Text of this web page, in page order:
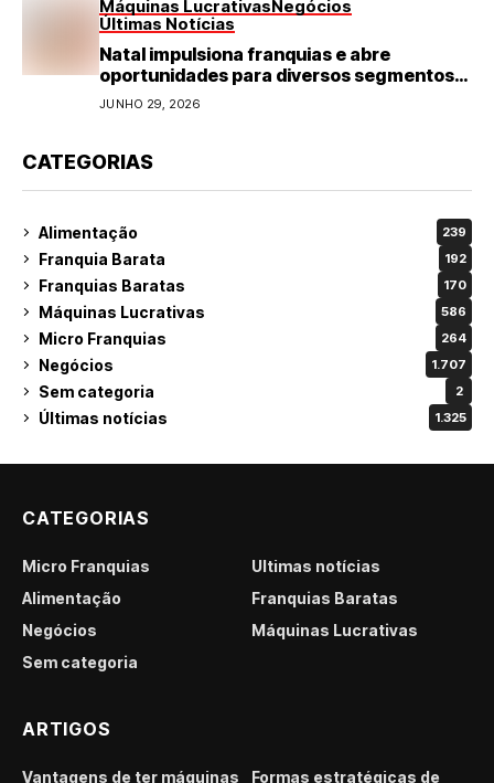
Máquinas LucrativasNegócios
Últimas Notícias
Natal impulsiona franquias e abre
oportunidades para diversos segmentos
do varejo
JUNHO 29, 2026
CATEGORIAS
Alimentação 239
Franquia Barata 192
Franquias Baratas 170
Máquinas Lucrativas 586
Micro Franquias 264
Negócios 1.707
Sem categoria 2
Últimas notícias 1.325
CATEGORIAS
Micro Franquias
Últimas notícias
Alimentação
Franquias Baratas
Negócios
Máquinas Lucrativas
Sem categoria
ARTIGOS
Vantagens de ter máquinas Formas estratégicas de